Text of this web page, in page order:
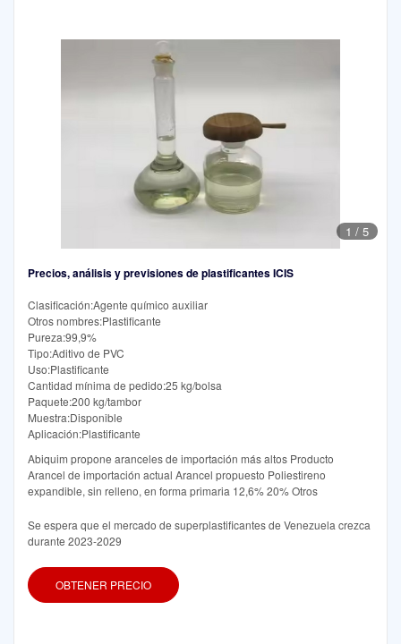
1 / 5
Precios, análisis y previsiones de plastificantes ICIS
Clasificación:Agente químico auxiliar
Otros nombres:Plastificante
Pureza:99,9%
Tipo:Aditivo de PVC
Uso:Plastificante
Cantidad mínima de pedido:25 kg/bolsa
Paquete:200 kg/tambor
Muestra:Disponible
Aplicación:Plastificante
Abiquim propone aranceles de importación más altos Producto
Arancel de importación actual Arancel propuesto Poliestireno
expandible, sin relleno, en forma primaria 12,6% 20% Otros
Se espera que el mercado de superplastificantes de Venezuela crezca
durante 2023-2029
OBTENER PRECIO